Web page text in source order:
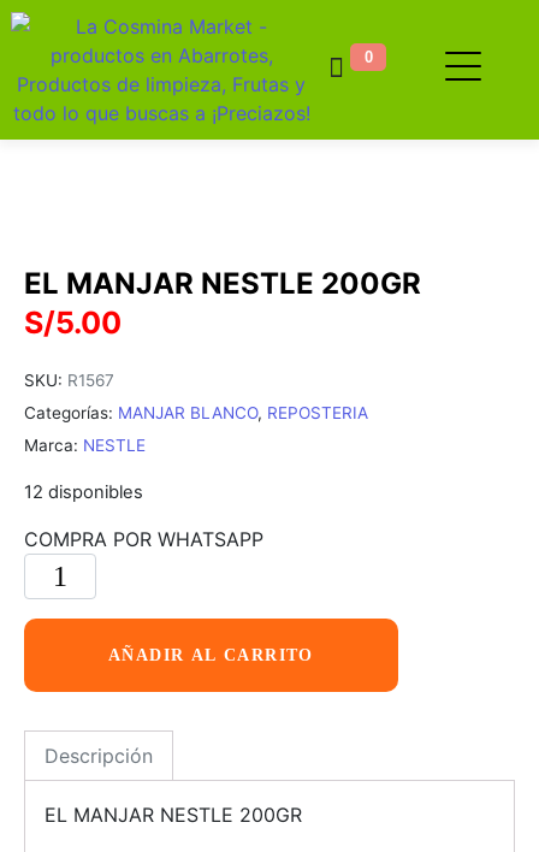
0
EL MANJAR NESTLE 200GR
S/5.00
SKU: R1567
Categorías: MANJAR BLANCO, REPOSTERIA
Marca: NESTLE
12 disponibles
COMPRA POR WHATSAPP
AÑADIR AL CARRITO
Descripción
EL MANJAR NESTLE 200GR